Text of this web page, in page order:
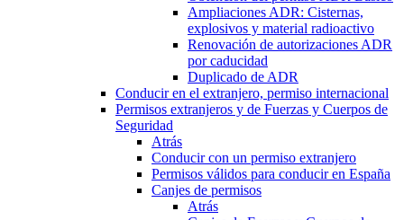
Ampliaciones ADR: Cisternas,
explosivos y material radioactivo
Renovación de autorizaciones ADR
por caducidad
Duplicado de ADR
Conducir en el extranjero, permiso internacional
Permisos extranjeros y de Fuerzas y Cuerpos de
Seguridad
Atrás
Conducir con un permiso extranjero
Permisos válidos para conducir en España
Canjes de permisos
Atrás